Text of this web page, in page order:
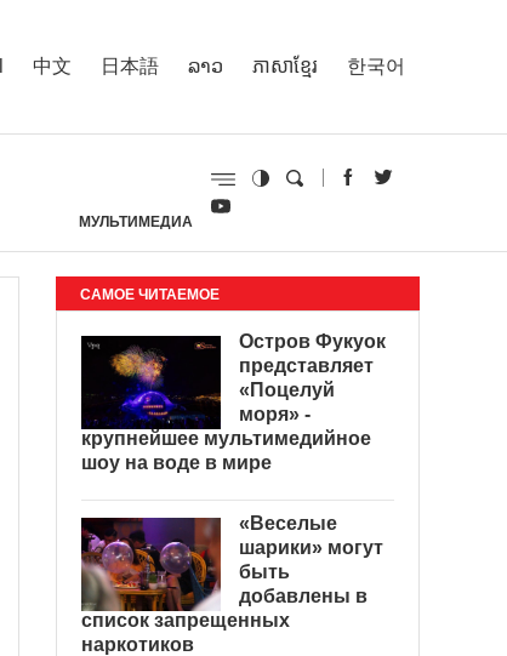
中文 日本語 ລາວ ភាសាខ្មែរ 한국어
МУЛЬТИМЕДИА
САМОЕ ЧИТАЕМОЕ
Остров Фукуок
представляет
«Поцелуй
моря» -
крупнейшее мультимедийное
шоу на воде в мире
«Веселые
шарики» могут
быть
добавлены в
список запрещенных
наркотиков